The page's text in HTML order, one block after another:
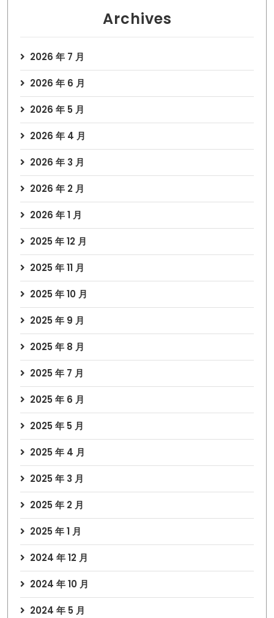
Archives
2026 年 7 月
2026 年 6 月
2026 年 5 月
2026 年 4 月
2026 年 3 月
2026 年 2 月
2026 年 1 月
2025 年 12 月
2025 年 11 月
2025 年 10 月
2025 年 9 月
2025 年 8 月
2025 年 7 月
2025 年 6 月
2025 年 5 月
2025 年 4 月
2025 年 3 月
2025 年 2 月
2025 年 1 月
2024 年 12 月
2024 年 10 月
2024 年 5 月